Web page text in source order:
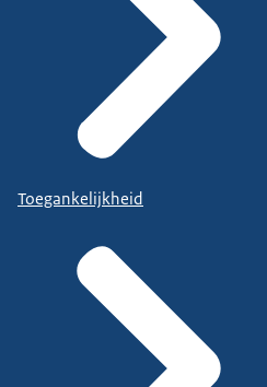
Toegankelijkheid